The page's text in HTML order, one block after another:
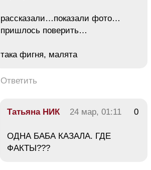
рассказали…показали фото…
пришлось поверить…
така фигня, малята
Ответить
Тaтьяна НИК 24 мар, 01:11 0
ОДНА БАБА КАЗАЛА. ГДЕ
ФАКТЫ???